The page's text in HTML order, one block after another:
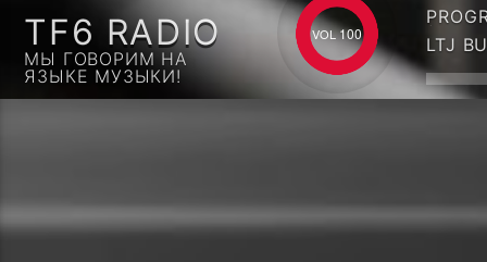
TF6 RADIO
МЫ ГОВОРИМ НА
ЯЗЫКЕ МУЗЫКИ!
100
LTJ